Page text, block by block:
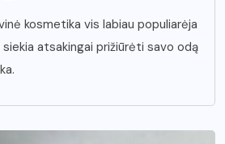
kosmetika vis labiau populiarėja
atsakingai prižiūrėti savo odą